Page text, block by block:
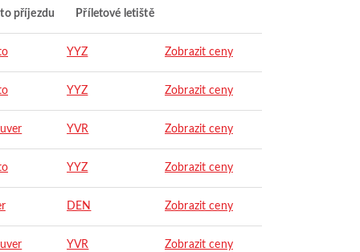
příjezdu Příletové letiště
YYZ Zobrazit ceny
YYZ Zobrazit ceny
YVR Zobrazit ceny
YYZ Zobrazit ceny
DEN Zobrazit ceny
YVR Zobrazit ceny